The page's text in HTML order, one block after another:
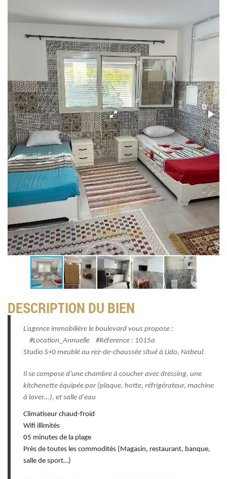
DESCRIPTION DU BIEN
L’agence immobilière le boulevard vous propose :
#Location_Annuelle #Réference : 1015a
Studio S+0 meublé au rez-de-chaussée situé à Lido, Nabeul.
Il se compose d’une chambre à coucher avec dressing, une
kitchenette équipée par (plaque, hotte, réfrigérateur, machine
à laver...), et salle d'eau
Climatiseur chaud-froid
Wifi illimités
05 minutes de la plage
Près de toutes les commodités (Magasin, restaurant, banque,
salle de sport…)